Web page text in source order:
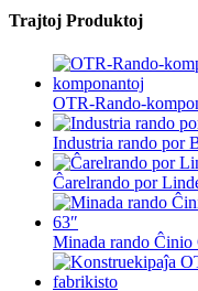
Trajtoj Produktoj
OTR-Rando-
Industria rando por
Ĉarelrando por
Minada rando Ĉinio